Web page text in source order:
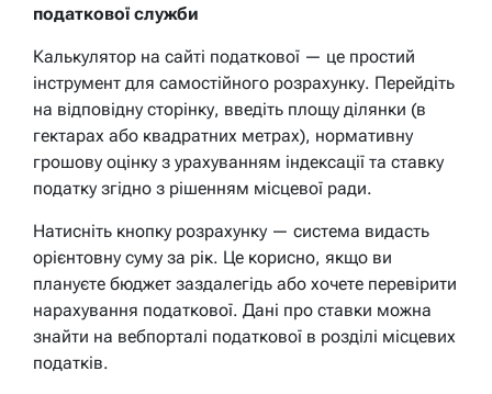
податкової служби
Калькулятор на сайті податкової — це простий
інструмент для самостійного розрахунку. Перейдіть
на відповідну сторінку, введіть площу ділянки (в
гектарах або квадратних метрах), нормативну
грошову оцінку з урахуванням індексації та ставку
податку згідно з рішенням місцевої ради.
Натисніть кнопку розрахунку — система видасть
орієнтовну суму за рік. Це корисно, якщо ви
плануєте бюджет заздалегідь або хочете перевірити
нарахування податкової. Дані про ставки можна
знайти на вебпорталі податкової в розділі місцевих
податків.